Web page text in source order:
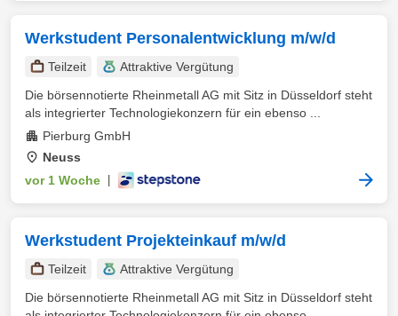
Werkstudent Personalentwicklung m/w/d
Teilzeit
Attraktive Vergütung
Die börsennotierte Rheinmetall AG mit Sitz in Düsseldorf steht
als integrierter Technologiekonzern für ein ebenso ...
Pierburg GmbH
Neuss
vor 1 Woche
Werkstudent Projekteinkauf m/w/d
Teilzeit
Attraktive Vergütung
Die börsennotierte Rheinmetall AG mit Sitz in Düsseldorf steht